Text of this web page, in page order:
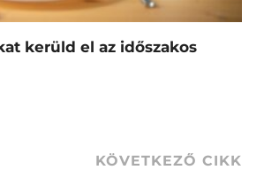
kerüld el az időszakos
KÖVETKEZŐ CIKK